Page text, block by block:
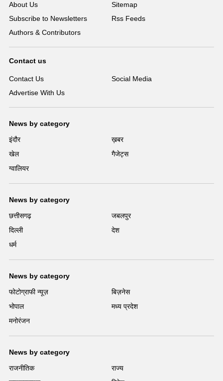
About Us
Sitemap
Subscribe to Newsletters
Rss Feeds
Authors & Contributors
Contact us
Contact Us
Social Media
Advertise With Us
News by category
इंदौर
ख़बर
खेल
गैजेट्स
ग्वालियर
News by category
छत्तीसगढ़
जबलपुर
दिल्ली
देश
धर्म
News by category
फोटोग्राफी न्यूज़
बिज़नेस
भोपाल
मध्य प्रदेश
मनोरंजन
News by category
राजनीतिक
राज्य